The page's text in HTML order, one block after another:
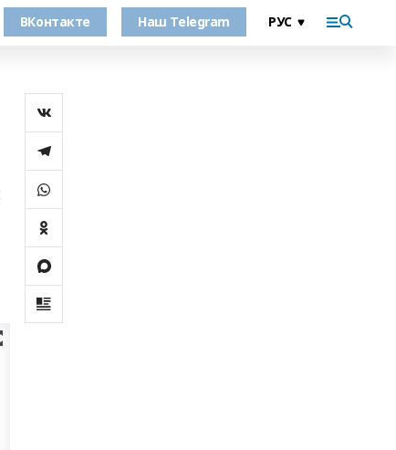
ВКонтакте Наш Telegram